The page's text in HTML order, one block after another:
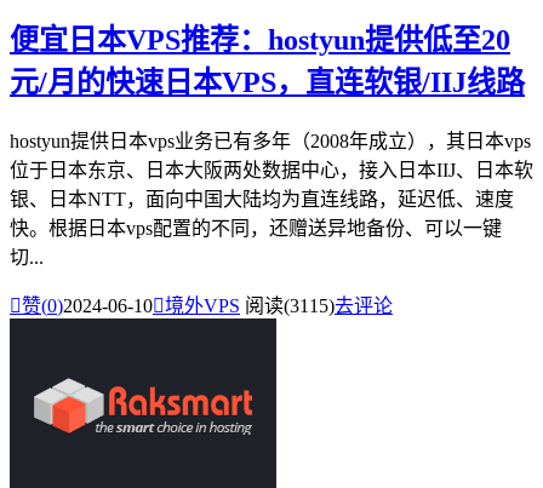
便宜日本VPS推荐：hostyun提供低至20
元/月的快速日本VPS，直连软银/IIJ线路
hostyun提供日本vps业务已有多年（2008年成立），其日本vps
位于日本东京、日本大阪两处数据中心，接入日本IIJ、日本软
银、日本NTT，面向中国大陆均为直连线路，延迟低、速度
快。根据日本vps配置的不同，还赠送异地备份、可以一键
切...
赞(0)2024-06-10境外VPS 阅读(3115)去评论